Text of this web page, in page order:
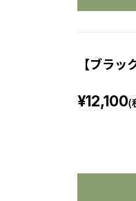
【ブラ
¥12,100(